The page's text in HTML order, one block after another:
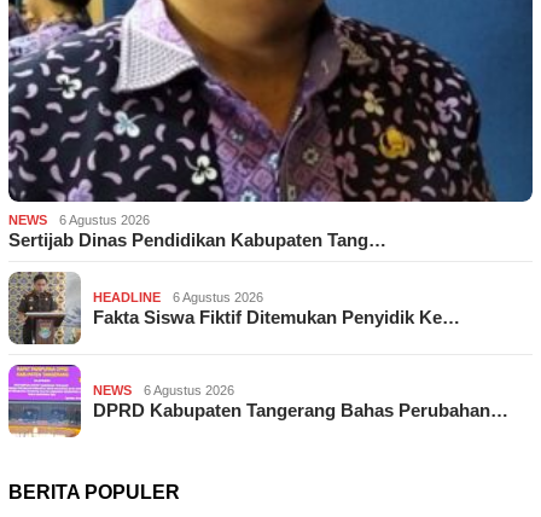
NEWS 6 Agustus 2026
Sertijab Dinas Pendidikan Kabupaten Tang…
HEADLINE 6 Agustus 2026
Fakta Siswa Fiktif Ditemukan Penyidik Ke…
NEWS 6 Agustus 2026
DPRD Kabupaten Tangerang Bahas Perubahan…
BERITA POPULER